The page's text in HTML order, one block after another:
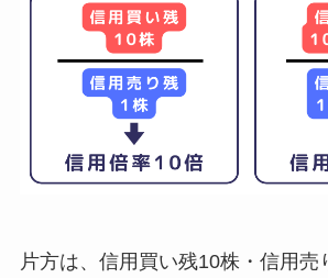
片方は、信用買い残10株・信用売